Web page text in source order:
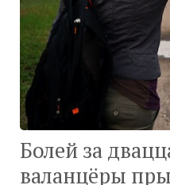
Болей за
валанцёры